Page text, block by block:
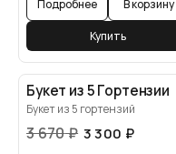
Подробнее В корзину
Купить
Букет из 5 Гортензии
Букет из 5 гортензий
3 670₽ 3 300 ₽